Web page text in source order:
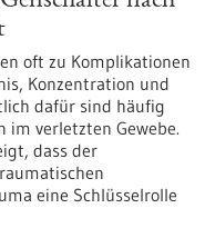
oft zu Komplikationen
Konzentration und
dafür sind häufig
verletzten Gewebe.
dass der
eine Schlüsselrolle